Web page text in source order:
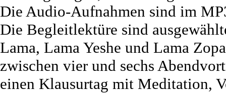
Die Audio-Aufnahmen sind im
Die Begleitlektüre sind
Lama, Lama Yeshe und Lama
zwischen vier und sechs
einen Klausurtag mit Meditation,